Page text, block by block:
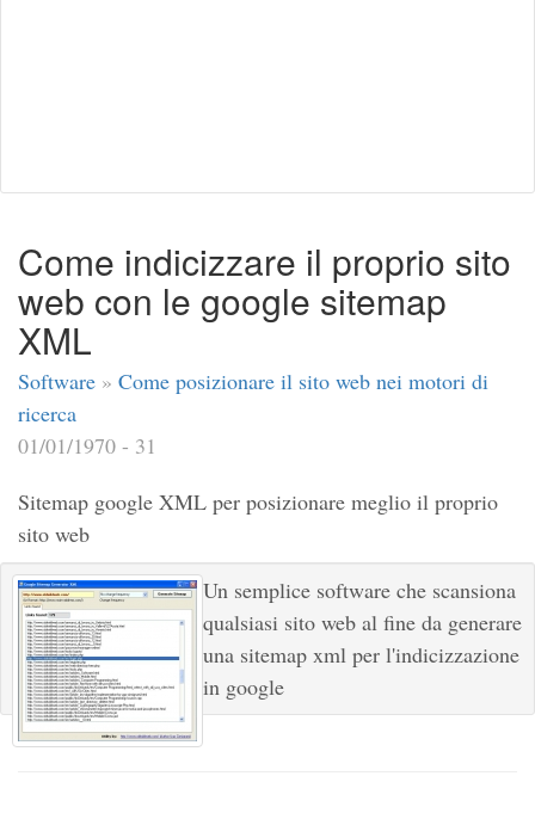
Come indicizzare il proprio sito
web con le google sitemap
XML
Software » Come posizionare il sito web nei motori di
ricerca
01/01/1970 - 31
Sitemap google XML per posizionare meglio il proprio
sito web
Un semplice software che scansiona
qualsiasi sito web al fine da generare
una sitemap xml per l'indicizzazione
in google